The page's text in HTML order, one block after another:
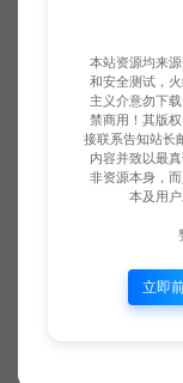
本站资源均来
和安全测试，
主义介意勿下
禁商用！其版
接联系告知站长
内容并致以最
非资源本身，
本及用
立即